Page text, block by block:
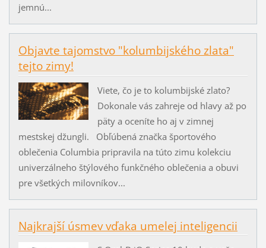
jemnú...
Objavte tajomstvo "kolumbijského zlata"
tejto zimy!
Viete, čo je to kolumbijské zlato?
Dokonale vás zahreje od hlavy až po
päty a oceníte ho aj v zimnej
mestskej džungli. Obľúbená značka športového
oblečenia Columbia pripravila na túto zimu kolekciu
univerzálneho štýlového funkčného oblečenia a obuvi
pre všetkých milovníkov...
Najkrajší úsmev vďaka umelej inteligencii